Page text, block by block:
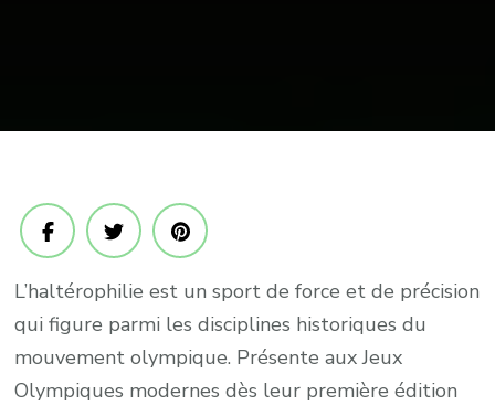
–
de
L’haltérophilie est un sport de force et de précision
qui figure parmi les disciplines historiques du
mouvement olympique. Présente aux Jeux
Olympiques modernes dès leur première édition